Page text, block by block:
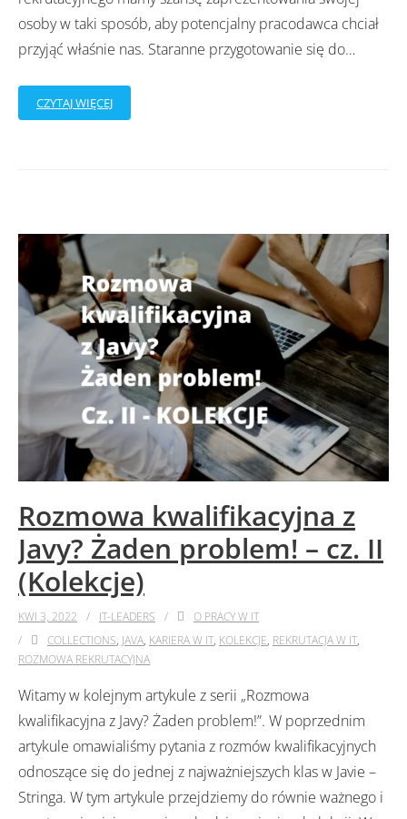
osoby w taki sposób, aby potencjalny pracodawca chciał
przyjąć właśnie nas. Staranne przygotowanie się do…
CZYTAJ WIĘCEJ
Rozmowa kwalifikacyjna z
Javy? Żaden problem! – cz. II
(Kolekcje)
KWI 3, 2022 IT-LEADERS
O PRACY W IT
COLLECTIONS, JAVA, KARIERA W IT, KOLEKCJE, REKRUTACJA W IT,
ROZMOWA REKRUTACYJNA
Witamy w kolejnym artykule z serii „Rozmowa
kwalifikacyjna z Javy? Żaden problem!”. W poprzednim
artykule omawialiśmy pytania z rozmów kwalifikacyjnych
odnoszące się do jednej z najważniejszych klas w Javie –
Stringa. W tym artykule przejdziemy do równie ważnego i